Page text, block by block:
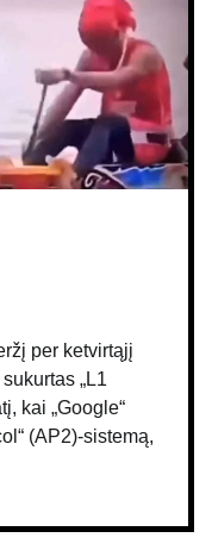
per ketvirtąjį
„L1
kai „Google“
(AP2)-sistemą,